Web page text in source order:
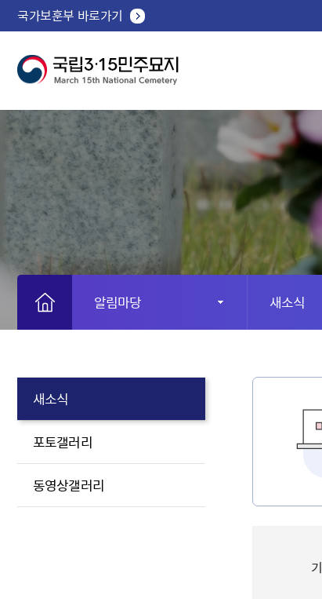
국가보훈부 바로가기
알림마당 새소식
새소식
포토갤러리
동영상갤러리